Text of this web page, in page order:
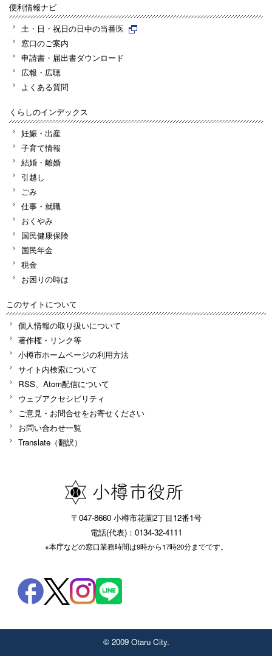
便利情報ナビ
土・日・祝日の日中の当番医
窓口のご案内
申請書・届出書ダウンロード
広報・広聴
よくある質問
くらしのインデックス
妊娠・出産
子育て情報
結婚・離婚
引越し
ごみ
仕事・就職
おくやみ
国民健康保険
国民年金
税金
お困りの時は
このサイトについて
個人情報の取り扱いについて
著作権・リンク等
小樽市ホームページの利用方法
サイト内検索について
RSS、Atom配信について
ウェブアクセシビリティ
ご意見・お問合せをお寄せください
お問い合わせ一覧
Translate（翻訳）
〒047-8660 小樽市花園2丁目12番1号
電話(代表)：0134-32-4111
※本庁などの窓口業務時間は9時から17時20分までです。
© 2009 Otaru City.